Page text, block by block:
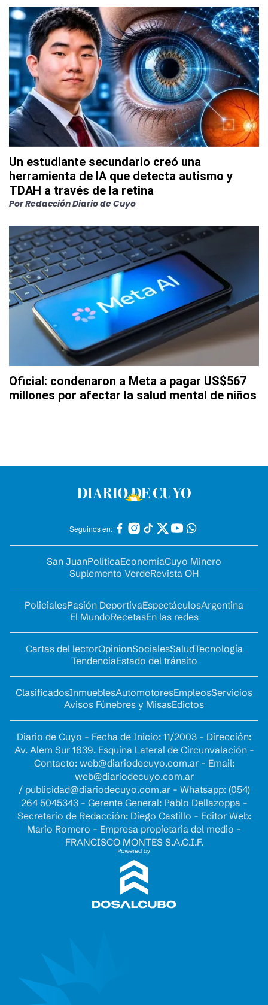
Un estudiante secundario creó una
herramienta de IA que detecta autismo y
TDAH a través de la retina
PorRedacción Diario de Cuyo
Oficial: condenaron a Meta a pagar US$567
millones por afectar la salud mental de niños
Seguinos en:
San JuanPolíticaEconomíaCuyo Minero
Suplemento VerdeRevista OH
PolicialesPasión DeportivaEspectáculosArgentina
El MundoRecetasEn las redes
Cartas del lectorOpinionSocialesSaludTecnología
TendenciaEstado del tránsito
ClasificadosInmueblesAutomotoresEmpleosServicios
Avisos Fúnebres y MisasEdictos
Diario de Cuyo - Fecha de Inicio: 11/2003 - Dirección:
Av. Alem Sur 1639. Esquina Lateral de Circunvalación -
Contacto: web@diariodecuyo.com.ar- Email:
web@diariodecuyo.com.ar
/ publicidad@diariodecuyo.com.ar- Whatsapp: (054)
264 5045343 - Gerente General: Pablo Dellazoppa -
Secretario de Redacción: Diego Castillo - Editor Web:
Mario Romero - Empresa propietaria del medio -
FRANCISCO MONTES S.A.C.I.F.